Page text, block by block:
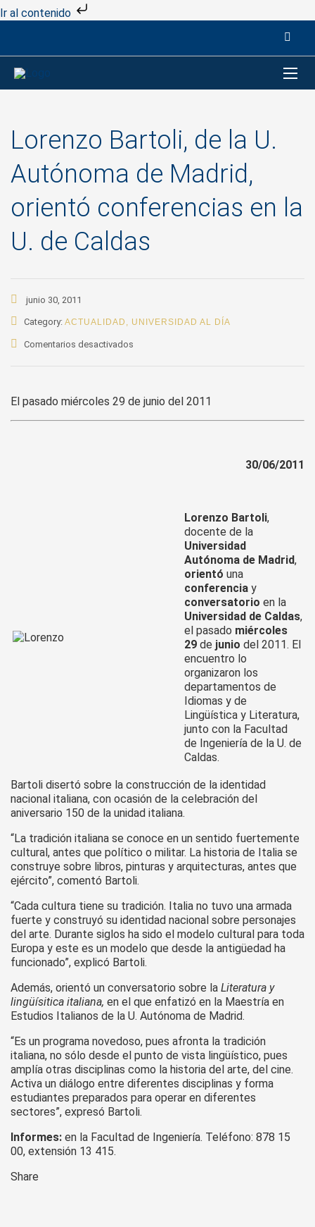
Ir al contenido
Lorenzo Bartoli, de la U.
Autónoma de Madrid,
orientó conferencias en la
U. de Caldas
junio 30, 2011
Category: ACTUALIDAD , UNIVERSIDAD AL DÍA
Comentarios desactivados
la
U.
El pasado miércoles 29 de junio del 2011
30/06/2011
Lorenzo Bartoli,
docente de la
Universidad
Autónoma de Madrid,
orientó una
conferencia y
conversatorio en la
Universidad de Caldas,
el pasado miércoles
29 de junio del 2011. El
encuentro lo
organizaron los
departamentos de
Idiomas y de
Lingüística y Literatura,
junto con la Facultad
de Ingeniería de la U. de
Caldas.
Bartoli disertó sobre la construcción de la identidad
nacional italiana, con ocasión de la celebración del
aniversario 150 de la unidad italiana.
“La tradición italiana se conoce en un sentido fuertemente
cultural, antes que político o militar. La historia de Italia se
construye sobre libros, pinturas y arquitecturas, antes que
ejército”, comentó Bartoli.
“Cada cultura tiene su tradición. Italia no tuvo una armada
fuerte y construyó su identidad nacional sobre personajes
del arte. Durante siglos ha sido el modelo cultural para toda
Europa y este es un modelo que desde la antigüedad ha
funcionado”, explicó Bartoli.
Además, orientó un conversatorio sobre la Literatura y
lingüísitica italiana, en el que enfatizó en la Maestría en
Estudios Italianos de la U. Autónoma de Madrid.
“Es un programa novedoso, pues afronta la tradición
italiana, no sólo desde el punto de vista lingüístico, pues
amplía otras disciplinas como la historia del arte, del cine.
Activa un diálogo entre diferentes disciplinas y forma
estudiantes preparados para operar en diferentes
sectores”, expresó Bartoli.
Informes: en la Facultad de Ingeniería. Teléfono: 878 15
00, extensión 13 415.
Share